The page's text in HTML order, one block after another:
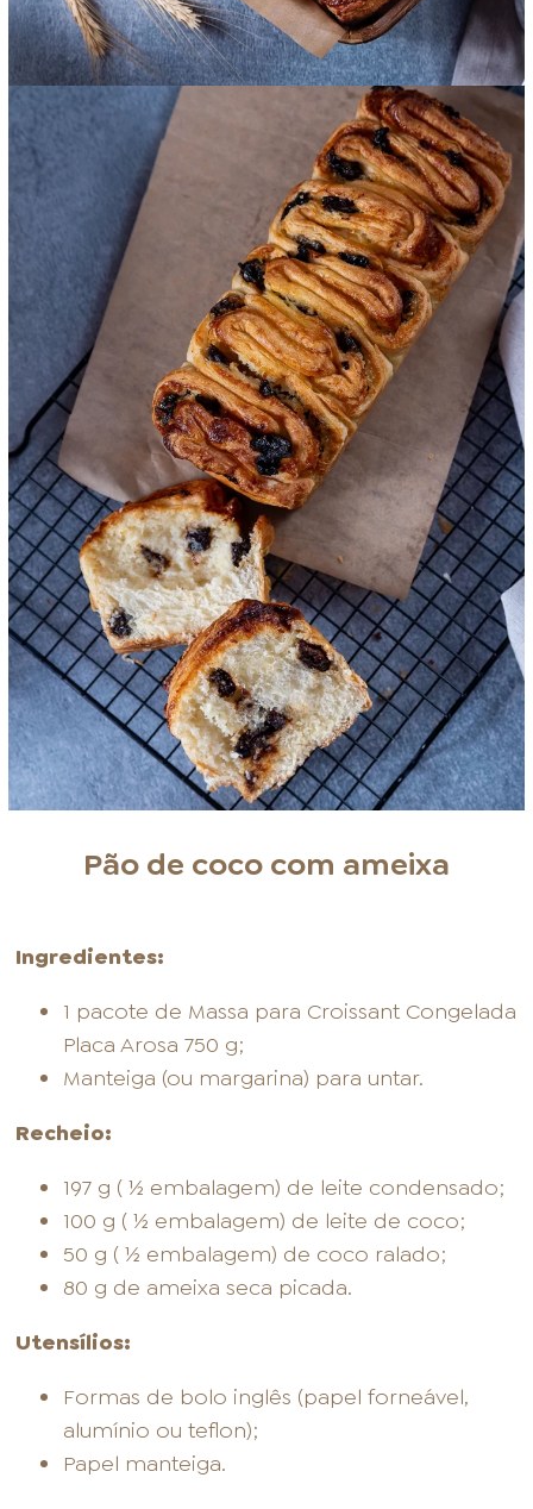
Pão de coco com ameixa
Ingredientes:
1 pacote de Massa para Croissant Congelada
Placa Arosa 750 g;
Manteiga (ou margarina) para untar.
Recheio:
197 g ( ½ embalagem) de leite condensado;
100 g ( ½ embalagem) de leite de coco;
50 g ( ½ embalagem) de coco ralado;
80 g de ameixa seca picada.
Utensílios:
Formas de bolo inglês (papel forneável,
alumínio ou teflon);
Papel manteiga.